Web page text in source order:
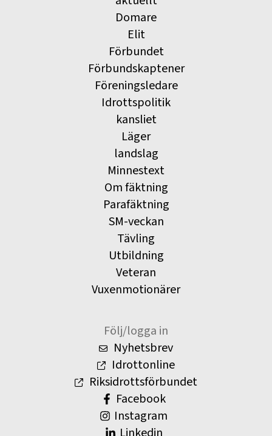
Domare
Elit
Förbundet
Förbundskaptener
Föreningsledare
Idrottspolitik
kansliet
Läger
landslag
Minnestext
Om fäktning
Parafäktning
SM-veckan
Tävling
Utbildning
Veteran
Vuxenmotionärer
Följ/logga in
Nyhetsbrev
Idrottonline
Riksidrottsförbundet
Facebook
Instagram